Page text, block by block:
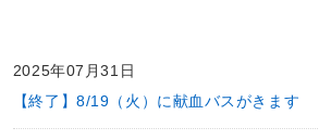
2025年07月31日
【終了】8/19（火）に献血バスがきます